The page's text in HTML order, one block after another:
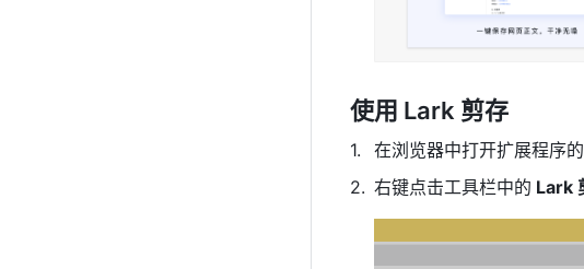
使用 Lark 剪存
在浏览器中打开扩展程序
右键点击工具栏中的 Lark